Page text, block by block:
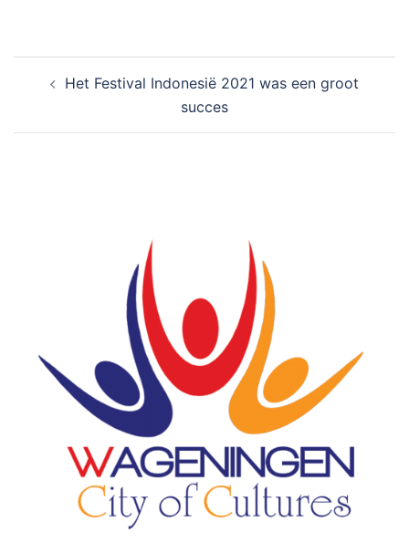
navigatie
Het Festival Indonesië 2021 was een groot
succes